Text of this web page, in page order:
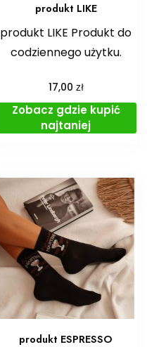
produkt LIKE
produkt LIKE Produkt do
codziennego użytku.
17,00 zł
Zobacz gdzie kupić
najtaniej
produkt ESPRESSO